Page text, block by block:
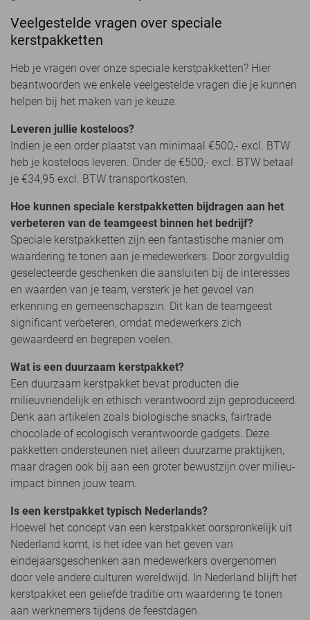
Veelgestelde vragen over speciale
kerstpakketten
Heb je vragen over onze speciale kerstpakketten? Hier
beantwoorden we enkele veelgestelde vragen die je kunnen
helpen bij het maken van je keuze.
Leveren jullie kosteloos?
Indien je een order plaatst van minimaal €500,- excl. BTW
heb je kosteloos leveren. Onder de €500,- excl. BTW betaal
je €34,95 excl. BTW transportkosten.
Hoe kunnen speciale kerstpakketten bijdragen aan het
verbeteren van de teamgeest binnen het bedrijf?
Speciale kerstpakketten zijn een fantastische manier om
waardering te tonen aan je medewerkers. Door zorgvuldig
geselecteerde geschenken die aansluiten bij de interesses
en waarden van je team, versterk je het gevoel van
erkenning en gemeenschapszin. Dit kan de teamgeest
significant verbeteren, omdat medewerkers zich
gewaardeerd en begrepen voelen.
Wat is een duurzaam kerstpakket?
Een duurzaam kerstpakket bevat producten die
milieuvriendelijk en ethisch verantwoord zijn geproduceerd.
Denk aan artikelen zoals biologische snacks, fairtrade
chocolade of ecologisch verantwoorde gadgets. Deze
pakketten ondersteunen niet alleen duurzame praktijken,
maar dragen ook bij aan een groter bewustzijn over milieu-
impact binnen jouw team.
Is een kerstpakket typisch Nederlands?
Hoewel het concept van een kerstpakket oorspronkelijk uit
Nederland komt, is het idee van het geven van
eindejaarsgeschenken aan medewerkers overgenomen
door vele andere culturen wereldwijd. In Nederland blijft het
kerstpakket een geliefde traditie om waardering te tonen
aan werknemers tijdens de feestdagen.